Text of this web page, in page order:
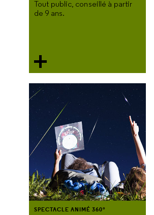
Tout public, conseillé à partir
de 9 ans.
SPECTACLE ANIMÉ 360°